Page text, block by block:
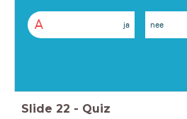
A ja nee
Slide 22 - Quiz